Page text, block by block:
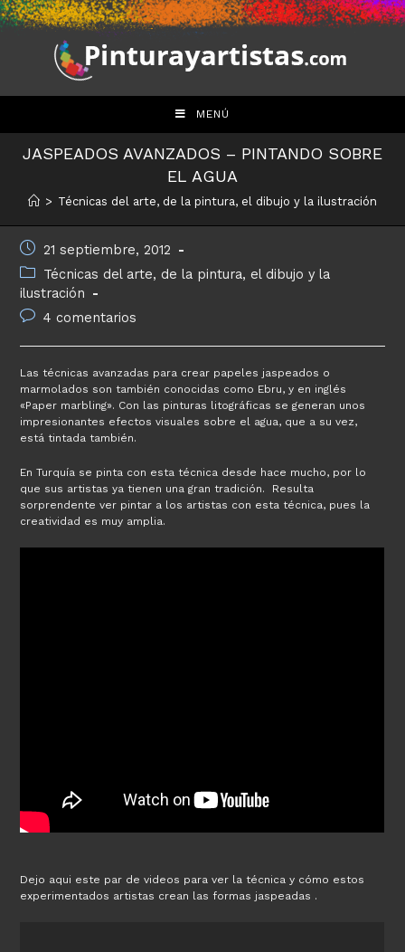
Saltar
al
contenido
MENÚ
JASPEADOS AVANZADOS – PINTANDO SOBRE
EL AGUA
> Técnicas del arte, de la pintura, el dibujo y la ilustración
Publicación
de
la
21 septiembre, 2012
Categoría
de
la
Técnicas del arte, de la pintura, el dibujo y la
ilustración
Comentarios
entrada:
4 comentarios
Las técnicas avanzadas para crear papeles jaspeados o
marmolados son también conocidas como Ebru, y en inglés
«Paper marbling». Con las pinturas litográficas se generan unos
impresionantes efectos visuales sobre el agua, que a su vez,
está tintada también.
En Turquía se pinta con esta técnica desde hace mucho, por lo
que sus artistas ya tienen una gran tradición. Resulta
sorprendente ver pintar a los artistas con esta técnica, pues la
creatividad es muy amplia.
Dejo aqui este par de videos para ver la técnica y cómo estos
experimentados artistas crean las formas jaspeadas .